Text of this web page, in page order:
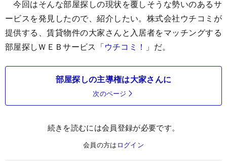
今回はそんな部屋探しの現状を覆しそうな勢いのあるサ
ービスを発見したので、紹介したい。株式会社ウチコミが
提供する、賃貸物件の大家さんと入居者をマッチングする
部屋探しＷＥＢサービス「ウチコミ！ 」だ。
部屋探しの主導権は大家さんに
次のページ
続きを読むには会員登録が必要です。
会員の方は ログイン